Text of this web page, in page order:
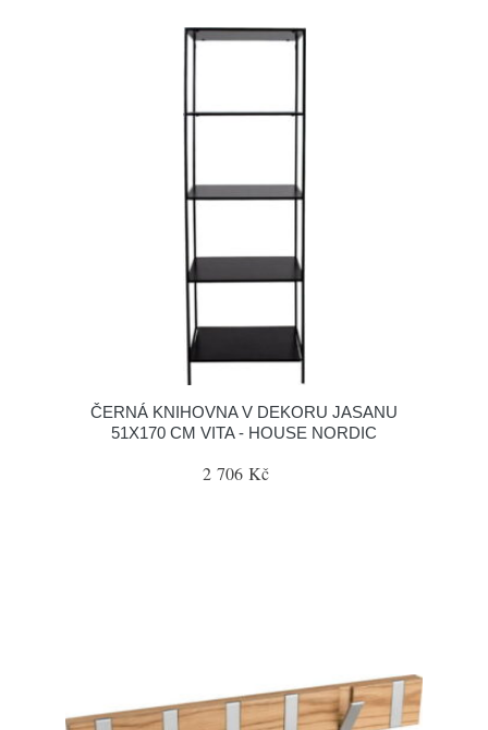
ČERNÁ KNIHOVNA V DEKORU JASANU
51X170 CM VITA - HOUSE NORDIC
2 706 Kč